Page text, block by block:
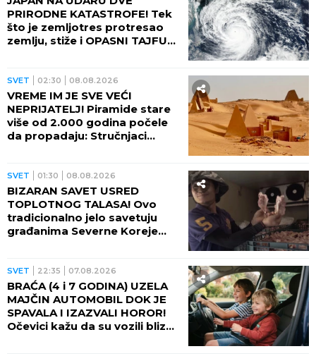
TURISTE: Ove lokacije po
VEOMA VISOKIM RIZIKOM su
od požara!
REGION 10:05 08.08.2026
HAOS U RUDNIKU: Rudari
proveli i ČETVRTU NOĆ u jami!
Balkan u neverici
SVET 09:48 08.08.2026
POČELO JE! Američka
kompanija stigla na Grenland!
Tramp se smeška, sprema se
bušenje nafte BEZ DOZVOLE
SVET 09:23 08.08.2026
STIŽE PETI TOPLOTNI TALAS!
Narod u panici, od danas na
snazi novi ŽUTI METEO ALARM